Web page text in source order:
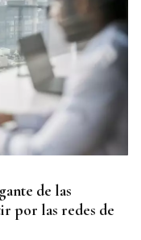
de las
por las redes de